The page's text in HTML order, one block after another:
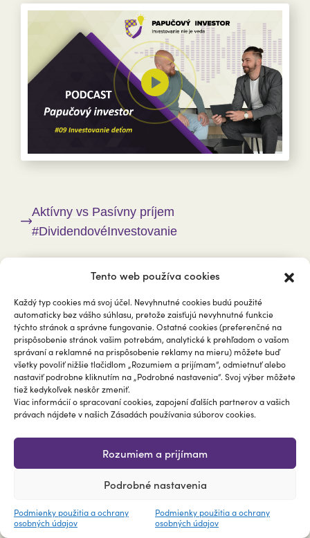
Tento web používa cookies
Každý typ cookies má svoj účel. Nevyhnutné cookies budú použité
automaticky bez vášho súhlasu, pretože zaisťujú nevyhnutné funkcie
týchto stránok a správne fungovanie. Ostatné cookies (preferenčné na
prispôsobenie stránok vašim potrebám, analytické k prehľadom o vašom
správaní a reklamné na prispôsobenie reklamy na mieru) môžete buď
všetky povoliť nižšie tlačidlom „Rozumiem a prijímam“, odmietnuť alebo
nastaviť podrobne kliknutím na „Podrobné nastavenia“. Svoj výber môžete
tiež kedykoľvek neskôr zmeniť.
Viac informácií o spracovaní cookies, zapojení ďalších partnerov a vašich
právach nájdete v našich Zásadách používania súborov cookies.
Rozumiem a prijímam
Podrobné nastavenia
Podmienky použitia a ochrany
osobných údajov
Podmienky použitia a ochrany
osobných údajov
Aktívny vs Pasívny príjem
#DividendovéInvestovanie
BITCOIN a investičné portfólio
#DusanMatuska